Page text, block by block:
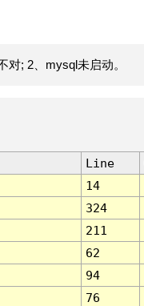
; 2、mysql未启动。
Line
14
324
211
62
94
76